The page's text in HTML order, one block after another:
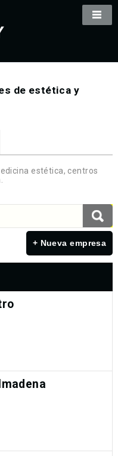
de estética y
estética, centros
+ Nueva empresa